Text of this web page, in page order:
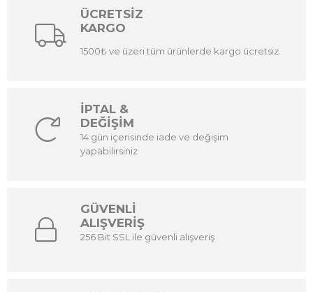
ÜCRETSİZ
KARGO
1500₺ ve üzeri tüm ürünlerde kargo ücretsiz.
İPTAL &
DEĞİŞİM
14 gün içerisinde iade ve değişim
yapabilirsiniz
GÜVENLİ
ALIŞVERİŞ
256 Bit SSL ile güvenli alışveriş